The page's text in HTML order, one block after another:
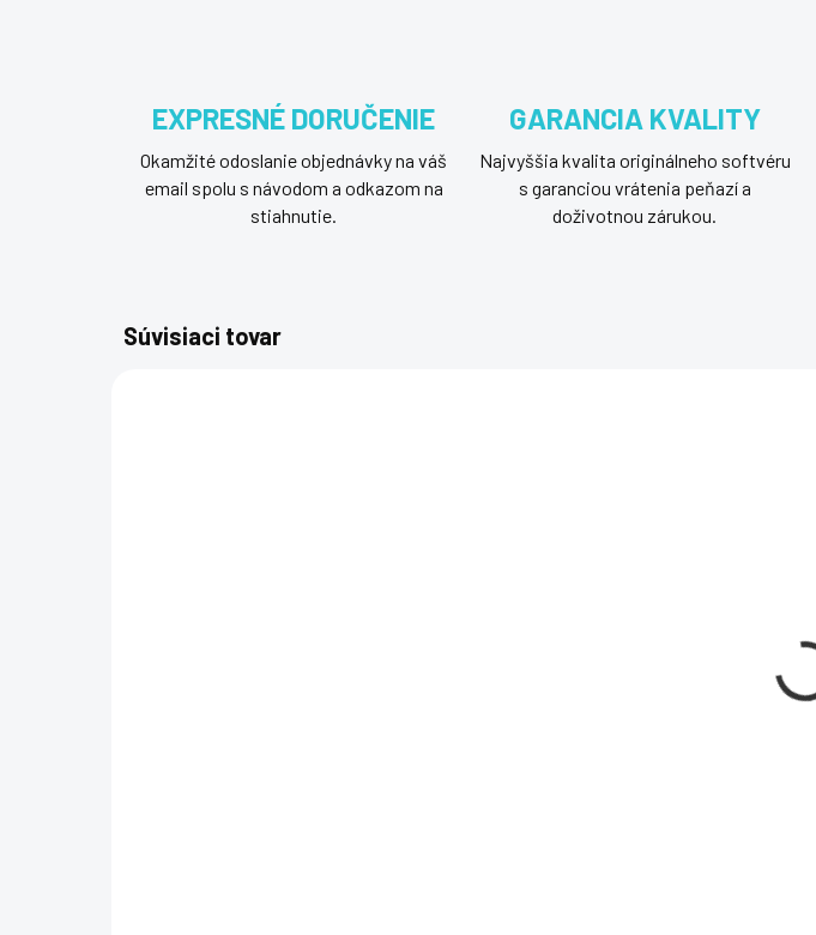
EXPRESNÉ DORUČENIE
Okamžité odoslanie objednávky na váš
email spolu s návodom a odkazom na
stiahnutie.
GARANCIA KVALITY
Najvyššia kvalita originálneho softvéru
s garanciou vrátenia peňazí a
doživotnou zárukou.
Súvisiaci tovar